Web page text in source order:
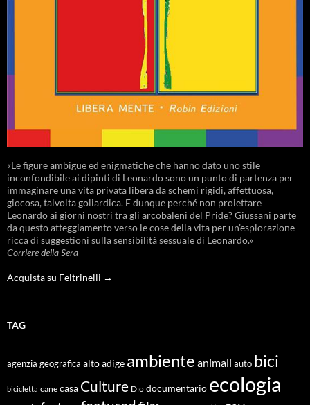
«Le figure ambigue ed enigmatiche che hanno dato uno stile
inconfondibile ai dipinti di Leonardo sono un punto di partenza per
immaginare una vita privata libera da schemi rigidi, affettuosa,
giocosa, talvolta goliardica. E dunque perché non proiettare
Leonardo ai giorni nostri tra gli arcobaleni del Pride? Giussani parte
da questo atteggiamento verso le cose della vita per un’esplorazione
ricca di suggestioni sulla sensibilità sessuale di Leonardo.»
Corriere della Sera
Acquista su Feltrinelli →
TAG
agenzia geografica alto adige ambiente animali auto bici
bicicletta cane casa Culture Dio documentario ecologia